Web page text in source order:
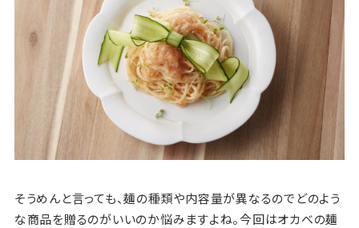
そうめんと言っても、麺の種類や内容量が異なるのでどのよう
な商品を贈るのがいいのか悩みますよね。今回はオカベの麺